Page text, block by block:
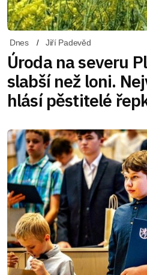
Dnes Jiří Padevěd
Úroda na severu
slabší než loni.
hlásí pěstitelé